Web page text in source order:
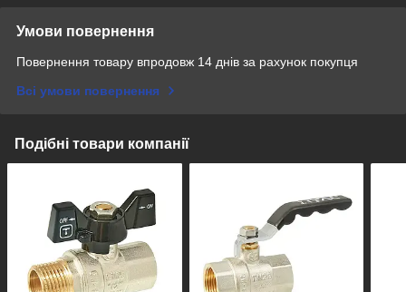
Умови повернення
Повернення товару впродовж 14 днів за рахунок покупця
Всі умови повернення
Подібні товари компанії